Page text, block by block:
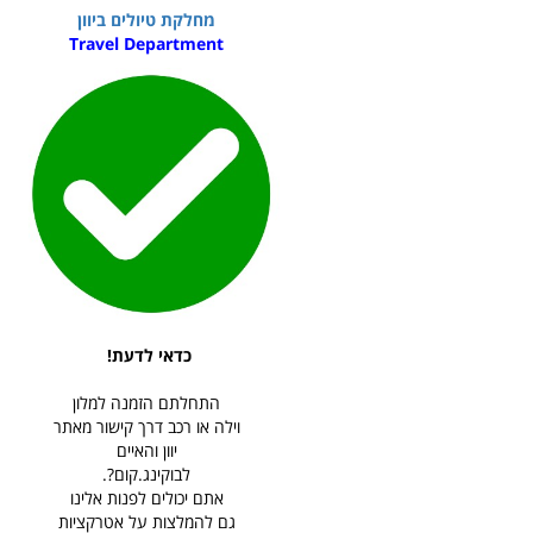
מחלקת טיולים ביוון
Travel Department
כדאי לדעת!
התחלתם הזמנה למלון
וילה או רכב דרך קישור מאתר
יוון והאיים
לבוקינג.קום?.
אתם יכולים לפנות אלינו
גם להמלצות על אטרקציות